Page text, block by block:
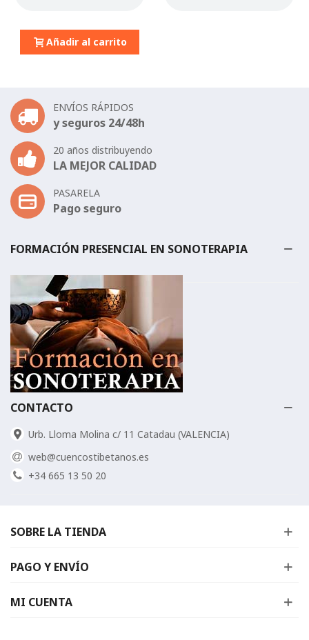
Añadir al carrito
ENVÍOS RÁPIDOS
y seguros 24/48h
20 años distribuyendo
LA MEJOR CALIDAD
PASARELA
Pago seguro
FORMACIÓN PRESENCIAL EN SONOTERAPIA
CONTACTO
Urb. Lloma Molina c/ 11 Catadau (VALENCIA)
web@cuencostibetanos.es
+34 665 13 50 20
SOBRE LA TIENDA
PAGO Y ENVÍO
MI CUENTA